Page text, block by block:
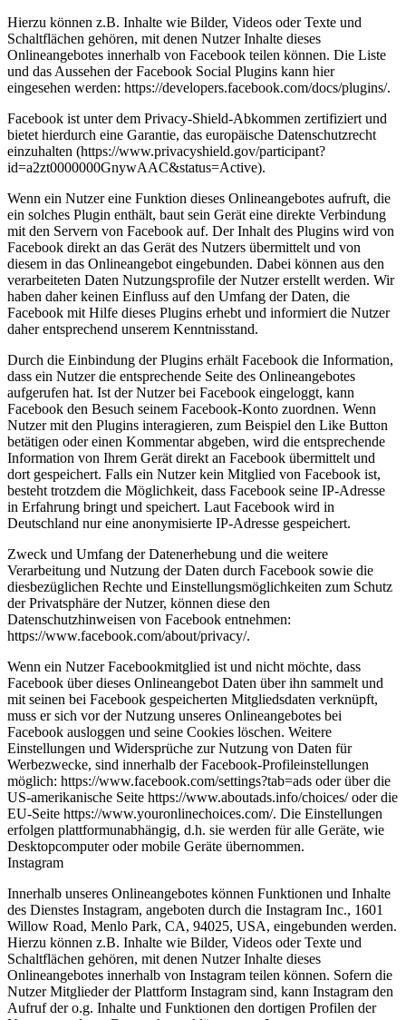
Hierzu können z.B. Inhalte wie Bilder, Videos oder Texte und
Schaltflächen gehören, mit denen Nutzer Inhalte dieses
Onlineangebotes innerhalb von Facebook teilen können. Die Liste
und das Aussehen der Facebook Social Plugins kann hier
eingesehen werden: https://developers.facebook.com/docs/plugins/.
Facebook ist unter dem Privacy-Shield-Abkommen zertifiziert und
bietet hierdurch eine Garantie, das europäische Datenschutzrecht
einzuhalten (https://www.privacyshield.gov/participant?
id=a2zt0000000GnywAAC&status=Active).
Wenn ein Nutzer eine Funktion dieses Onlineangebotes aufruft, die
ein solches Plugin enthält, baut sein Gerät eine direkte Verbindung
mit den Servern von Facebook auf. Der Inhalt des Plugins wird von
Facebook direkt an das Gerät des Nutzers übermittelt und von
diesem in das Onlineangebot eingebunden. Dabei können aus den
verarbeiteten Daten Nutzungsprofile der Nutzer erstellt werden. Wir
haben daher keinen Einfluss auf den Umfang der Daten, die
Facebook mit Hilfe dieses Plugins erhebt und informiert die Nutzer
daher entsprechend unserem Kenntnisstand.
Durch die Einbindung der Plugins erhält Facebook die Information,
dass ein Nutzer die entsprechende Seite des Onlineangebotes
aufgerufen hat. Ist der Nutzer bei Facebook eingeloggt, kann
Facebook den Besuch seinem Facebook-Konto zuordnen. Wenn
Nutzer mit den Plugins interagieren, zum Beispiel den Like Button
betätigen oder einen Kommentar abgeben, wird die entsprechende
Information von Ihrem Gerät direkt an Facebook übermittelt und
dort gespeichert. Falls ein Nutzer kein Mitglied von Facebook ist,
besteht trotzdem die Möglichkeit, dass Facebook seine IP-Adresse
in Erfahrung bringt und speichert. Laut Facebook wird in
Deutschland nur eine anonymisierte IP-Adresse gespeichert.
Zweck und Umfang der Datenerhebung und die weitere
Verarbeitung und Nutzung der Daten durch Facebook sowie die
diesbezüglichen Rechte und Einstellungsmöglichkeiten zum Schutz
der Privatsphäre der Nutzer, können diese den
Datenschutzhinweisen von Facebook entnehmen:
https://www.facebook.com/about/privacy/.
Wenn ein Nutzer Facebookmitglied ist und nicht möchte, dass
Facebook über dieses Onlineangebot Daten über ihn sammelt und
mit seinen bei Facebook gespeicherten Mitgliedsdaten verknüpft,
muss er sich vor der Nutzung unseres Onlineangebotes bei
Facebook ausloggen und seine Cookies löschen. Weitere
Einstellungen und Widersprüche zur Nutzung von Daten für
Werbezwecke, sind innerhalb der Facebook-Profileinstellungen
möglich: https://www.facebook.com/settings?tab=ads oder über die
US-amerikanische Seite https://www.aboutads.info/choices/ oder die
EU-Seite https://www.youronlinechoices.com/. Die Einstellungen
erfolgen plattformunabhängig, d.h. sie werden für alle Geräte, wie
Desktopcomputer oder mobile Geräte übernommen.
Instagram
Innerhalb unseres Onlineangebotes können Funktionen und Inhalte
des Dienstes Instagram, angeboten durch die Instagram Inc., 1601
Willow Road, Menlo Park, CA, 94025, USA, eingebunden werden.
Hierzu können z.B. Inhalte wie Bilder, Videos oder Texte und
Schaltflächen gehören, mit denen Nutzer Inhalte dieses
Onlineangebotes innerhalb von Instagram teilen können. Sofern die
Nutzer Mitglieder der Plattform Instagram sind, kann Instagram den
Aufruf der o.g. Inhalte und Funktionen den dortigen Profilen der